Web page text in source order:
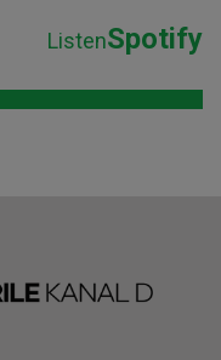
ListenSpotify